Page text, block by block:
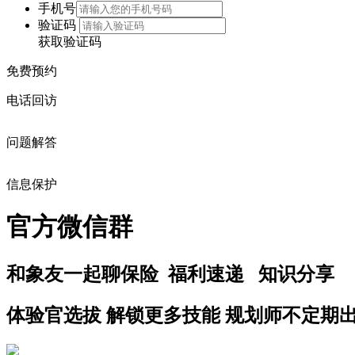
手机号
验证码
获取验证码
免费预约
电话回访
问题解答
信息保护
官方微信群
和象友一起聊保险 福利速递 知识分享
体验官选拔 解锁更多技能规划师不定期